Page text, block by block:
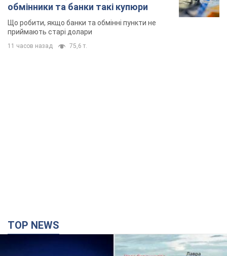
обмінники та банки такі купюри
Що робити, якщо банки та обмінні пункти не
приймають старі долари
11 часов назад 75,6 т.
TOP NEWS